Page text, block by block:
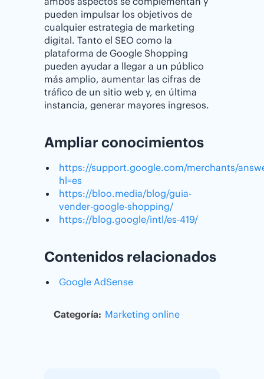
pueden impulsar los objetivos de
cualquier estrategia de marketing
digital. Tanto el SEO como la
plataforma de Google Shopping
pueden ayudar a llegar a un público
más amplio, aumentar las cifras de
tráfico de un sitio web y, en última
instancia, generar mayores ingresos.
Ampliar conocimientos
https://support.google.com/merchants/
hl=es
https://bloo.media/blog/guia-
vender-google-shopping/
https://blog.google/intl/es-419/
Contenidos relacionados
Google AdSense
Categoría: Marketing online